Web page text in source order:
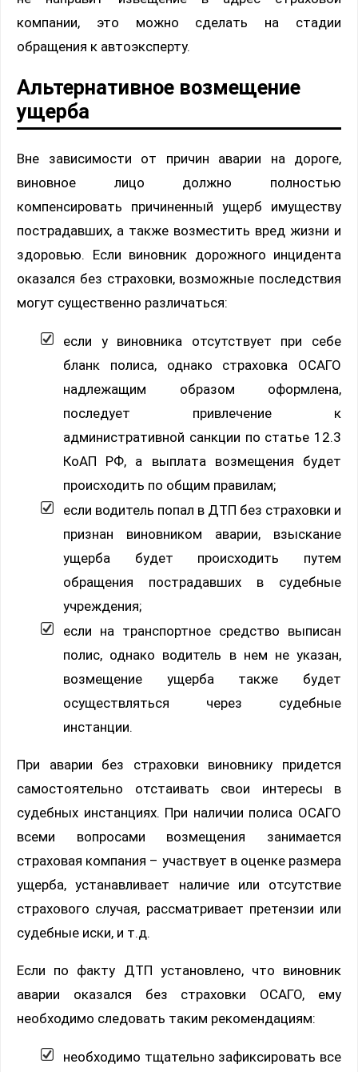
компании, это можно сделать на стадии
обращения к автоэксперту.
Альтернативное возмещение
ущерба
Вне зависимости от причин аварии на дороге,
виновное лицо должно полностью
компенсировать причиненный ущерб имуществу
пострадавших, а также возместить вред жизни и
здоровью. Если виновник дорожного инцидента
оказался без страховки, возможные последствия
могут существенно различаться:
если у виновника отсутствует при себе
бланк полиса, однако страховка ОСАГО
надлежащим образом оформлена,
последует привлечение к
административной санкции по статье 12.3
КоАП РФ, а выплата возмещения будет
происходить по общим правилам;
если водитель попал в ДТП без страховки и
признан виновником аварии, взыскание
ущерба будет происходить путем
обращения пострадавших в судебные
учреждения;
если на транспортное средство выписан
полис, однако водитель в нем не указан,
возмещение ущерба также будет
осуществляться через судебные
инстанции.
При аварии без страховки виновнику придется
самостоятельно отстаивать свои интересы в
судебных инстанциях. При наличии полиса ОСАГО
всеми вопросами возмещения занимается
страховая компания – участвует в оценке размера
ущерба, устанавливает наличие или отсутствие
страхового случая, рассматривает претензии или
судебные иски, и т.д.
Если по факту ДТП установлено, что виновник
аварии оказался без страховки ОСАГО, ему
необходимо следовать таким рекомендациям:
необходимо тщательно зафиксировать все